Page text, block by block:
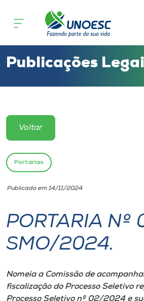
Cursos
Atendimento ao Estudante
Portal de Ensino
Unoesc
Internacionalização
I.nova
Diplomados
Publicações
Voltar
Portarias
Publicado em 14/11/2024
PORTARIA Nº
SMO/2024.
Nomeia a Comissão de
fiscalização do Processo Seletivo
Processo Seletivo nº 02/2024 e